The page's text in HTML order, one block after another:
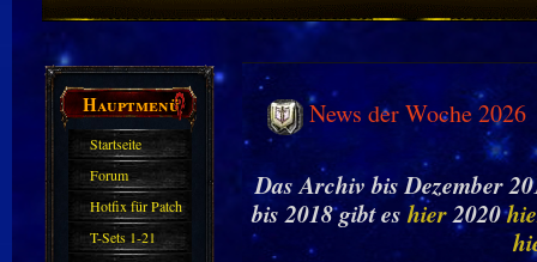
Hauptmenü
Startseite
Forum
Hotfix für Patch
11.X
T-Sets 1-21
News der Woche 2026
Das Archiv bis Dezember
bis 2018 gibt es hier2020